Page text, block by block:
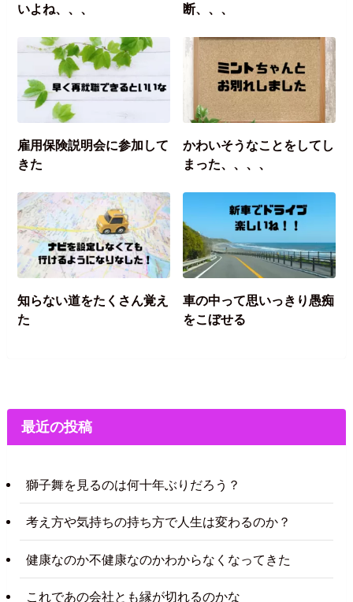
いよね、、、
断、、、
雇用保険説明会に参加して
きた
かわいそうなことをしてし
まった、、、、
知らない道をたくさん覚え
た
車の中って思いっきり愚痴
をこぼせる
最近の投稿
獅子舞を見るのは何十年ぶりだろう？
考え方や気持ちの持ち方で人生は変わるのか？
健康なのか不健康なのかわからなくなってきた
これであの会社とも縁が切れるのかな